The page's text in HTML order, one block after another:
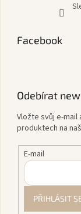
Facebook
Odebírat
Vložte svůj e-mail
produktech na
E-mail
PŘIHLÁSIT